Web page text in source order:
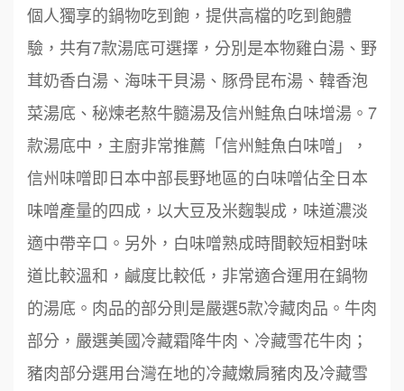
個人獨享的鍋物吃到飽，提供高檔的吃到飽體
驗，共有7款湯底可選擇，分別是本物雞白湯、野
茸奶香白湯、海味干貝湯、豚骨昆布湯、韓香泡
菜湯底、秘煉老熬牛髓湯及信州鮭魚白味增湯。7
款湯底中，主廚非常推薦「信州鮭魚白味噌」，
信州味噌即日本中部長野地區的白味噌佔全日本
味噌產量的四成，以大豆及米麴製成，味道濃淡
適中帶辛口。另外，白味噌熟成時間較短相對味
道比較溫和，鹹度比較低，非常適合運用在鍋物
的湯底。肉品的部分則是嚴選5款冷藏肉品。牛肉
部分，嚴選美國冷藏霜降牛肉、冷藏雪花牛肉；
豬肉部分選用台灣在地的冷藏嫩肩豬肉及冷藏雪